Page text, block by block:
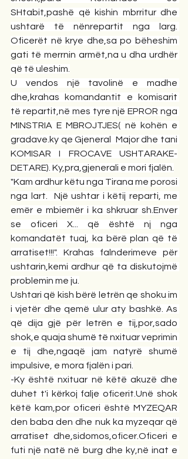
SHtabit,pashë që kishin mbrritur dhe
ushtarë të nënrepartit nga larg.
Oficerët në krye dhe,sa po bëheshim
gati të merrnin armët,na u dha urdhër
që të uleshim.
U vendos një tavolinë e madhe
dhe,krahas komandantit e komisarit
të repartit,në mes tyre një EPROR nga
MINSTRIA E MBROJTJES( në kohën e
gradave.ky qe Gjeneral  Major dhe tani
KOMISAR I FROCAVE USHTARAKE-
DETARE). Ky,pra,gjenerali e mori fjalën.
"Kam ardhur këtu nga Tirana me porosi
nga lart.  Një ushtar i këtij reparti, me
emër e mbiemër i ka shkruar sh.Enver
se oficeri X... që është nj nga
komandatët tuaj, ka bërë plan që të
arratiset!!!". Krahas falnderimeve për
ushtarin,kemi ardhur që ta diskutojmë
problemin me ju.
Ushtari që kish bërë letrën qe shoku im
i vjetër dhe qemë ulur aty bashkë. As
që dija gjë për letrën e tij,por,sado
shok,e quaja shumë të nxituar veprimin
e tij dhe,ngaqë jam natyrë shumë
impulsive, e mora fjalën i pari.
-Ky është nxituar në këtë akuzë dhe
duhet t'i kërkoj falje oficerit.Unë shok
këtë kam,por oficeri është MYZEQAR
den baba den dhe nuk ka myzeqar që
arratiset dhe,sidomos,oficer.Oficeri e
futi një natë në burg dhe ky,në inat e